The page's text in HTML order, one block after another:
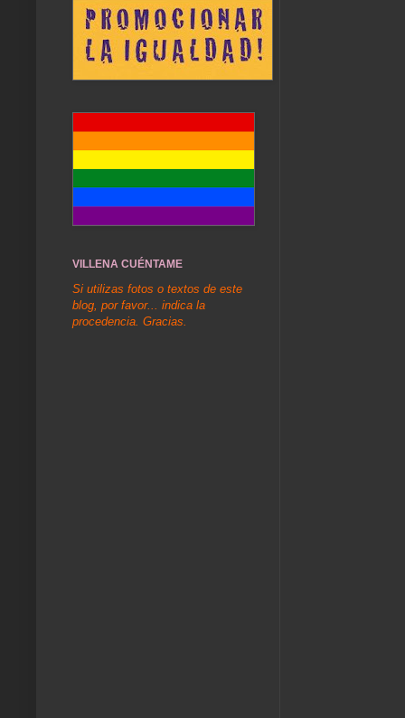
VILLENA CUÉNTAME
Si utilizas fotos o textos de este
blog, por favor... indica la
procedencia. Gracias.